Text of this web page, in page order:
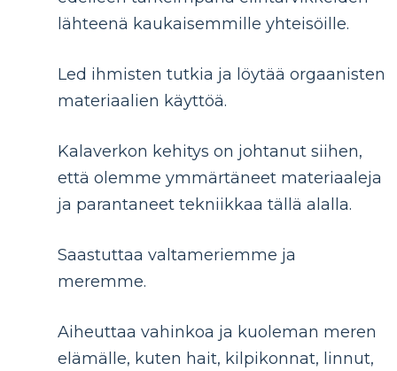
lähteenä kaukaisemmille yhteisöille.
Led ihmisten tutkia ja löytää orgaanisten
materiaalien käyttöä.
Kalaverkon kehitys on johtanut siihen,
että olemme ymmärtäneet materiaaleja
ja parantaneet tekniikkaa tällä alalla.
Saastuttaa valtameriemme ja
meremme.
Aiheuttaa vahinkoa ja kuoleman meren
elämälle, kuten hait, kilpikonnat, linnut,